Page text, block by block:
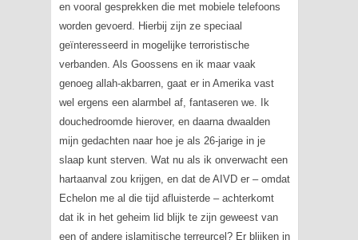
en vooral gesprekken die met mobiele telefoons
worden gevoerd. Hierbij zijn ze speciaal
geïnteresseerd in mogelijke terroristische
verbanden. Als Goossens en ik maar vaak
genoeg allah-akbarren, gaat er in Amerika vast
wel ergens een alarmbel af, fantaseren we. Ik
douchedroomde hierover, en daarna dwaalden
mijn gedachten naar hoe je als 26-jarige in je
slaap kunt sterven. Wat nu als ik onverwacht een
hartaanval zou krijgen, en dat de AIVD er – omdat
Echelon me al die tijd afluisterde – achterkomt
dat ik in het geheim lid blijk te zijn geweest van
een of andere islamitische terreurcel? Er blijken in